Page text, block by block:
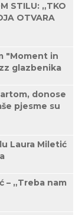
STILU: „TKO
OTVARA
"Moment in
glazbenika
donose
pjesme su
Laura Miletić
– „Treba nam